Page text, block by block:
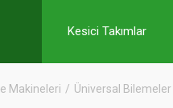
Kesici Takımlar
Makineleri Üniversal Bilemeler